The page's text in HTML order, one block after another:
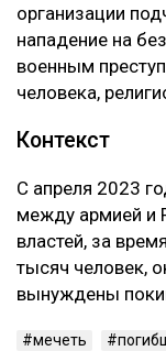
организации
нападение на
военным
человека,
Контекст
С апреля 2023
между армией и
властей, за
тысяч человек,
вынуждены
мечеть